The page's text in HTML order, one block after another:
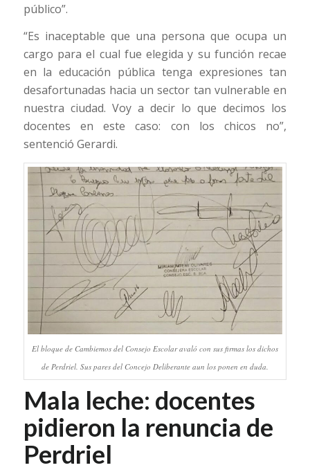
público”.
“Es inaceptable que una persona que ocupa un
cargo para el cual fue elegida y su función recae
en la educación pública tenga expresiones tan
desafortunadas hacia un sector tan vulnerable en
nuestra ciudad. Voy a decir lo que decimos los
docentes en este caso: con los chicos no”,
sentenció Gerardi.
El bloque de Cambiemos del Consejo Escolar avaló con sus firmas los dichos
de Perdriel. Sus pares del Concejo Deliberante aun los ponen en duda.
Mala leche: docentes
pidieron la renuncia de
Perdriel